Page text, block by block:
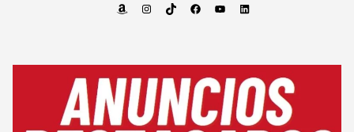
AmazonInstagram
TikTok FacebookYouTube